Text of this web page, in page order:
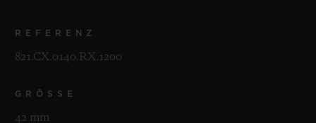
REFERENZ
821.CX.0140.RX.1200
GRÖSSE
42 mm